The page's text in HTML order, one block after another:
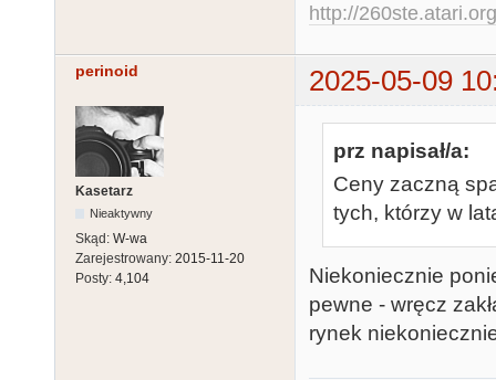
http://260ste.atari.org
perinoid 2025-05-09
Kasetarz
Nieaktywny
Skąd: W-wa
Zarejestrowany: 2015-11-20
Posty: 4,104
prz napisał/a:
Ceny zaczną
tych, którzy w
Niekoniecznie
pewne - wręcz
rynek